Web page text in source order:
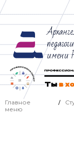
имени
Тыв
Главное
меню
/